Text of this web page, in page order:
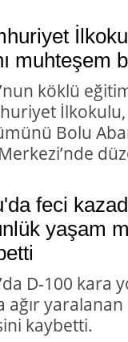
muhteşem
köklü
Bolu
feci
yaşam
D-100 kara
ağır
kaybetti.